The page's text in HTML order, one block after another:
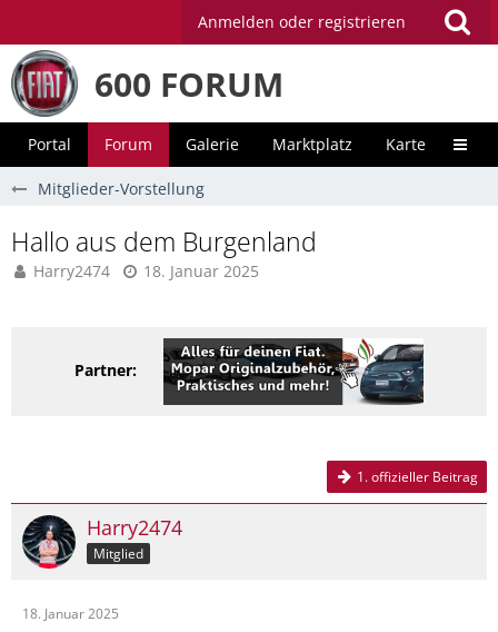
Anmelden oder registrieren
600 FORUM
Portal Forum Galerie Marktplatz Karte
Mitglieder-Vorstellung
Hallo aus dem Burgenland
Harry2474 18. Januar 2025
Partner:
1. offizieller Beitrag
Harry2474
Mitglied
18. Januar 2025